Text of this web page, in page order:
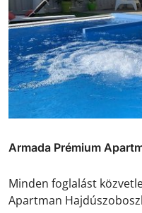
Armada Prémium
Minden foglalást
Apartman